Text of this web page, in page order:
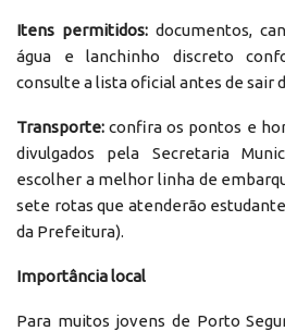
Itens permitidos: documentos,
água e lanchinho discreto
consulte a lista oficial antes de sair
Transporte: confira os pontos e
divulgados pela Secretaria
escolher a melhor linha de
sete rotas que atenderão
da Prefeitura).
Importância local
Para muitos jovens de Porto